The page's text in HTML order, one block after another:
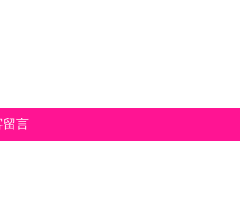
留言